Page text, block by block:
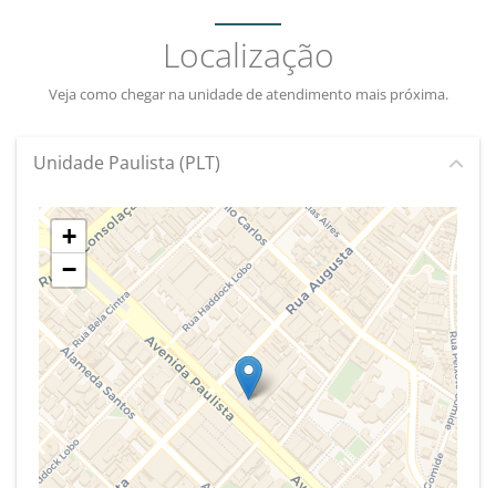
Localização
Veja como chegar na unidade de atendimento mais próxima.
Unidade Paulista (PLT)
+
−